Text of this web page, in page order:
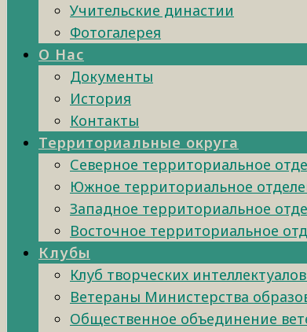
Учительские династии
Фотогалерея
О Нас
Документы
История
Контакты
Территориальные округа
Северное территориальное
Южное территориальное
Западное территориальное
Восточное территориальное
Клубы
Клуб творческих
Ветераны Министерства
Общественное объединение